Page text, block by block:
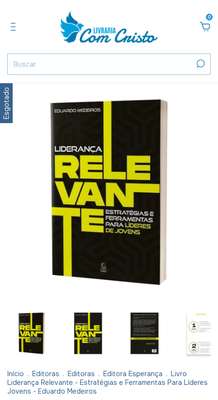
0
Esgotado
Início . Editoras . Editoras . Editora Esperança . Livro
Liderança Relevante - Estratégias e Ferramentas Para Líderes
Jovens - Eduardo Medeiros